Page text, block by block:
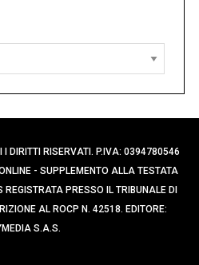
DIRITTI RISERVATI. P.IVA: 0394780546
- SUPPLEMENTO ALLA TESTATA
PRESSO IL TRIBUNALE DI
AL ROCP N. 42518. EDITORE:
S.A.S.